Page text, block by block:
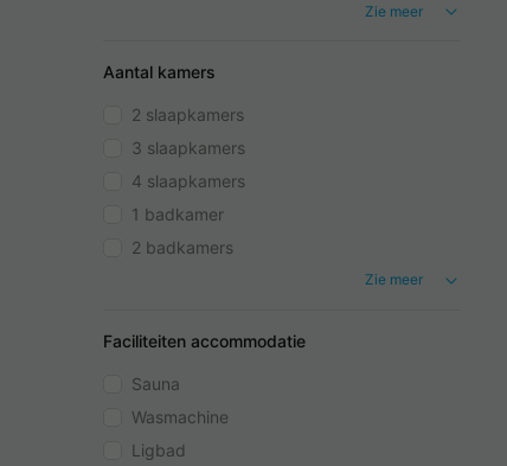
Zie meer
Aantal kamers
2 slaapkamers
3 slaapkamers
4 slaapkamers
1 badkamer
2 badkamers
Zie meer
Faciliteiten accommodatie
Sauna
Wasmachine
Ligbad